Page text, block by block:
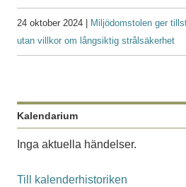
24 oktober 2024 |
Miljödomstolen ger
utan villkor om långsiktig strålsäkerhet
Kalendarium
Inga aktuella händelser.
Till kalenderhistoriken